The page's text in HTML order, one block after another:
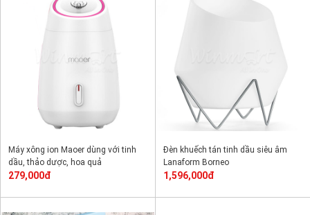
Máy xông ion Maoer dùng với tinh
dầu, thảo dược, hoa quả
279,000đ
Đèn khuếch tán tinh dầu siêu âm
Lanaform Borneo
1,596,000đ